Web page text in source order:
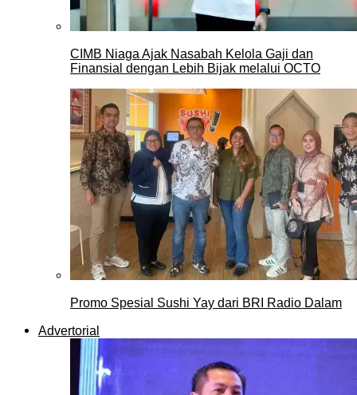
CIMB Niaga Ajak Nasabah Kelola Gaji dan
Finansial dengan Lebih Bijak melalui OCTO
Promo Spesial Sushi Yay dari BRI Radio Dalam
Advertorial